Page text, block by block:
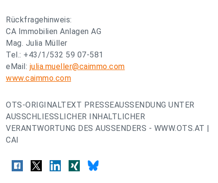
Rückfragehinweis:
CA Immobilien Anlagen AG
Mag. Julia Müller
Tel.: +43/1/532 59 07-581
eMail: julia.mueller@caimmo.com
www.caimmo.com
OTS-ORIGINALTEXT PRESSEAUSSENDUNG UNTER
AUSSCHLIESSLICHER INHALTLICHER
VERANTWORTUNG DES AUSSENDERS - WWW.OTS.AT |
CAI